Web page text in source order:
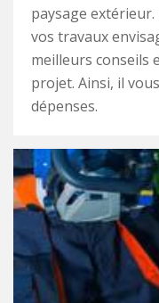
paysage
vos travaux
meilleurs conseils
projet. Ainsi, il
dépenses.